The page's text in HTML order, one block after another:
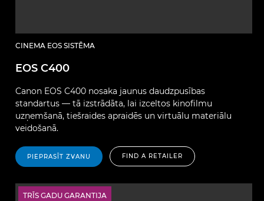
CINEMA EOS SISTĒMA
EOS C400
Canon EOS C400 nosaka jaunus daudzpusības
standartus — tā izstrādāta, lai izceltos kinofilmu
uzņemšanā, tiešraides apraidēs un virtuālu materiālu
veidošanā.
PIEPRASĪT ZVANU FIND A RETAILER
TRĪS GADU GARANTIJA